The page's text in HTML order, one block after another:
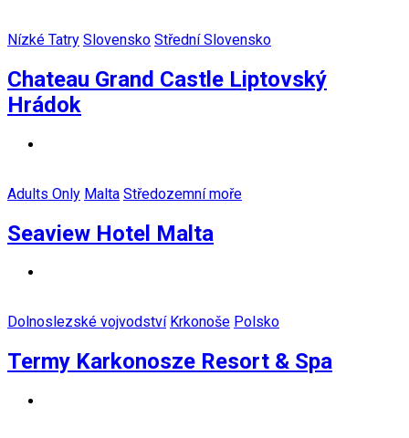
Nízké Tatry Slovensko Střední Slovensko
Chateau Grand Castle Liptovský
Hrádok
Adults Only Malta Středozemní moře
Seaview Hotel Malta
Dolnoslezské vojvodství Krkonoše Polsko
Termy Karkonosze Resort & Spa